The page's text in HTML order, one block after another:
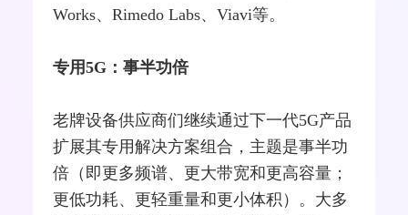
Works、Rimedo Labs、Viavi等。
专用5G：事半功倍
老牌设备供应商们继续通过下一代5G产品
扩展其专用解决方案组合，主题是事半功
倍（即更多频谱、更大带宽和更高容量；
更低功耗、更轻重量和更小体积）。大多